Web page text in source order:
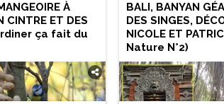
À
CINTRE ET DES
ça fait du
BALI, BANYAN
DES SINGES,
NICOLE ET
Nature N°2)